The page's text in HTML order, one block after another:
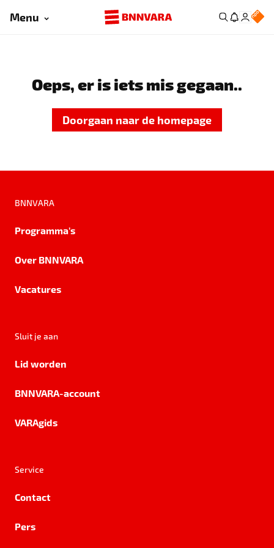
Menu
Oeps, er is iets mis gegaan..
Doorgaan naar de homepage
BNNVARA
Programma's
Over BNNVARA
Vacatures
Sluit je aan
Lid worden
BNNVARA-account
VARAgids
Service
Contact
Pers